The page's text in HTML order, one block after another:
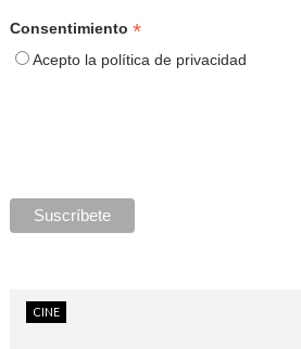
Consentimiento *
Acepto la política de privacidad
CINE